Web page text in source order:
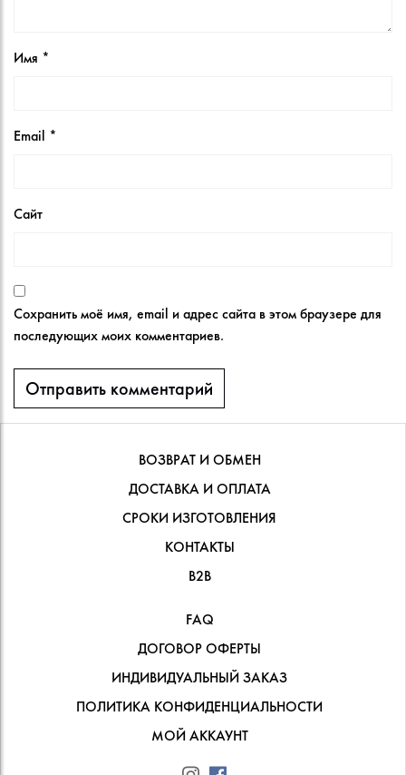
Имя *
Email *
Сайт
Сохранить моё имя, email и адрес сайта в этом браузере для
последующих моих комментариев.
ВОЗВРАТ И ОБМЕН
ДОСТАВКА И ОПЛАТА
СРОКИ ИЗГОТОВЛЕНИЯ
КОНТАКТЫ
В2В
FAQ
ДОГОВОР ОФЕРТЫ
ИНДИВИДУАЛЬНЫЙ ЗАКАЗ
ПОЛИТИКА КОНФИДЕНЦИАЛЬНОСТИ
МОЙ АККАУНТ